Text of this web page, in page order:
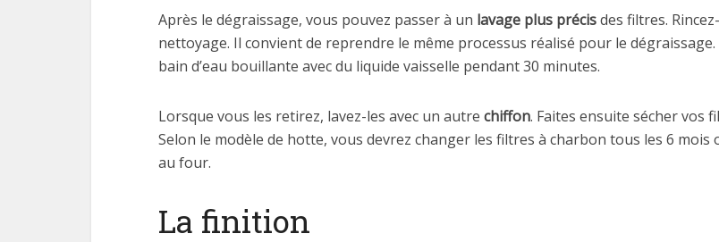
Après le dégraissage, vous pouvez passer à un lavage plus précisdes filtres.
nettoyage. Il convient de reprendre le même processus réalisé pour le
bain d’eau bouillante avec du liquide vaisselle pendant 30 minutes.
Lorsque vous les retirez, lavez-les avec un autre chiffon. Faites ensuite sécher vos
Selon le modèle de hotte, vous devrez changer les filtres à charbon tous les 6
au four.
La finition